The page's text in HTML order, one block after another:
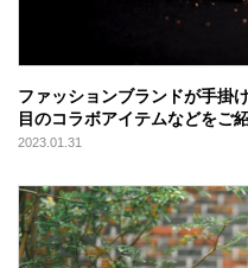
ファッションブランドが手掛
目のコラボアイテムなどをご
2023.01.31